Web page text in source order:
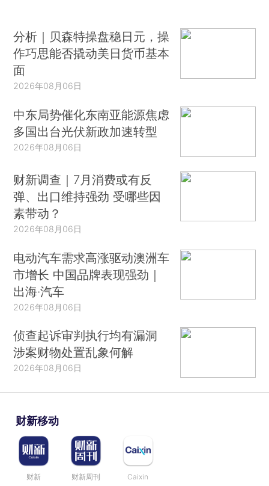
分析｜贝森特操盘稳日元，操
作巧思能否撬动美日货币基本
面
2026年08月06日
中东局势催化东南亚能源焦虑
多国出台光伏新政加速转型
2026年08月06日
财新调查｜7月消费或有反
弹、出口维持强劲 受哪些因
素带动？
2026年08月06日
电动汽车需求高涨驱动澳洲车
市增长 中国品牌表现强劲｜
出海·汽车
2026年08月06日
侦查起诉审判执行均有漏洞
涉案财物处置乱象何解
2026年08月06日
财新移动
财新 财新周刊 Caixin